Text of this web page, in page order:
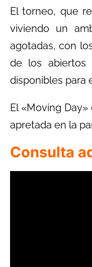
El torneo, que
viviendo un
agotadas, con
de los abiertos
disponibles para
El «Moving
apretada en la
Consulta